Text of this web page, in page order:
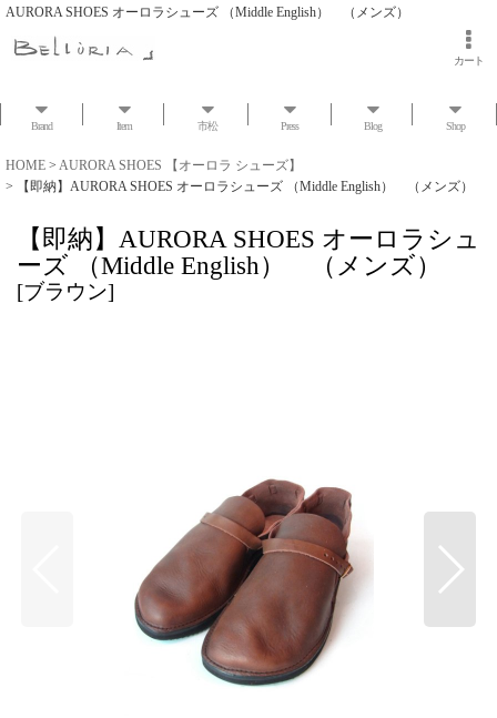
AURORA SHOES オーロラシューズ （Middle English） （メンズ）
カート
Brand Item 市松 Press Blog Shop
HOME > AURORA SHOES 【オーロラ シューズ】
>
【即納】AURORA SHOES オーロラシューズ （Middle English） （メンズ）
【即納】AURORA SHOES オーロラシュ
ーズ （Middle English） （メンズ）
[ブラウン]